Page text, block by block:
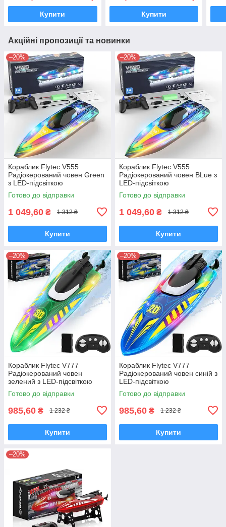
Купити Купити
Акційні пропозиції та новинки
–20%
Кораблик Flytec V555
Радіокерований човен Green
з LED-підсвіткою
Готово до відправки
1 049,60 ₴ 1 312 ₴
Купити
–20%
Кораблик Flytec V555
Радіокерований човен BLue з
LED-підсвіткою
Готово до відправки
1 049,60 ₴ 1 312 ₴
Купити
–20%
Кораблик Flytec V777
Радіокерований човен
зелений з LED-підсвіткою
Готово до відправки
985,60 ₴ 1 232 ₴
Купити
–20%
Кораблик Flytec V777
Радіокерований човен синій з
LED-підсвіткою
Готово до відправки
985,60 ₴ 1 232 ₴
Купити
–20%